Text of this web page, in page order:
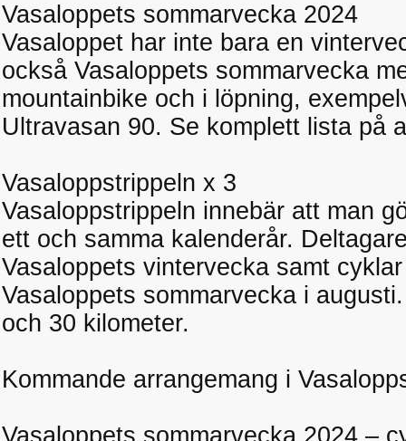
Vasaloppets sommarvecka 2024
Vasaloppet har inte bara en
också Vasaloppets sommarvecka
mountainbike och i löpning,
Ultravasan 90. Se komplett lista på
Vasaloppstrippeln x 3
Vasaloppstrippeln innebär att man
ett och samma kalenderår.
Vasaloppets vintervecka samt
Vasaloppets sommarvecka i
och 30 kilometer.
Kommande arrangemang i
Vasaloppets sommarvecka 2024 –